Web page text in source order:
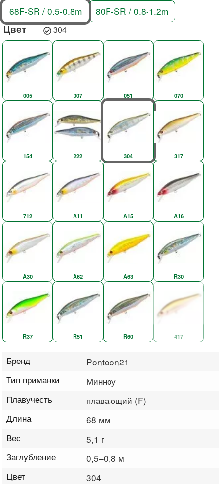
68F-SR / 0.5-0.8m 80F-SR / 0.8-1.2m
Цвет 304
005 007 051 070
154 222 304 317
712 A11 A15 A16
A30 A62 A63 R30
R37 R51 R60 417
Бренд
Pontoon21
Тип приманки
Минноу
Плавучесть
плавающий (F)
Длина
68 мм
Вес
5,1 г
Заглубление
0,5–0,8 м
Цвет
304